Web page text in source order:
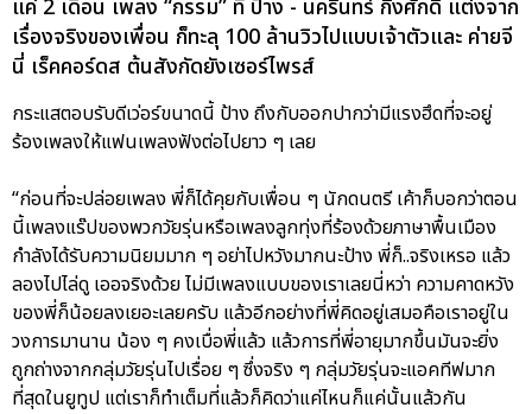
แค่ 2 เดือน เพลง “กรรม” ที่ ป้าง - นครินทร์ กิ่งศักดิ์ แต่งจาก
เรื่องจริงของเพื่อน ก็ทะลุ 100 ล้านวิวไปแบบเจ้าตัวและ ค่ายจี
นี่ เร็คคอร์ดส ต้นสังกัดยังเซอร์ไพรส์
กระแสตอบรับดีเว่อร์ขนาดนี้ ป้าง ถึงกับออกปากว่ามีแรงฮึดที่จะอยู่
ร้องเพลงให้แฟนเพลงฟังต่อไปยาว ๆ เลย
“ก่อนที่จะปล่อยเพลง พี่ก็ได้คุยกับเพื่อน ๆ นักดนตรี เค้าก็บอกว่าตอน
นี้เพลงแร๊ปของพวกวัยรุ่นหรือเพลงลูกทุ่งที่ร้องด้วยภาษาพื้นเมือง
กำลังได้รับความนิยมมาก ๆ อย่าไปหวังมากนะป้าง พี่ก็..จริงเหรอ แล้ว
ลองไปไล่ดู เออจริงด้วย ไม่มีเพลงแบบของเราเลยนี่หว่า ความคาดหวัง
ของพี่ก็น้อยลงเยอะเลยครับ แล้วอีกอย่างที่พี่คิดอยู่เสมอคือเราอยู่ใน
วงการมานาน น้อง ๆ คงเบื่อพี่แล้ว แล้วการที่พี่อายุมากขึ้นมันจะยิ่ง
ถูกถ่างจากกลุ่มวัยรุ่นไปเรื่อย ๆ ซึ่งจริง ๆ กลุ่มวัยรุ่นจะแอคทีฟมาก
ที่สุดในยูทูป แต่เราก็ทำเต็มที่แล้วก็คิดว่าแค่ไหนก็แค่นั้นแล้วกัน